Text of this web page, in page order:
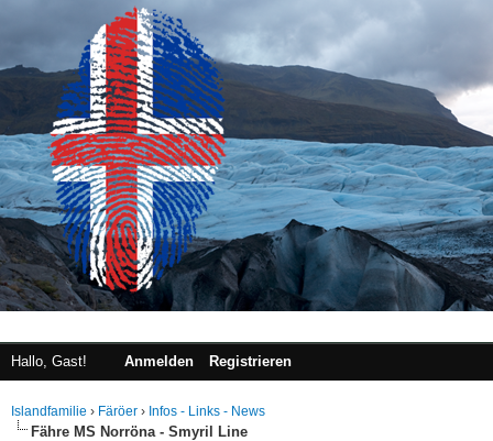
Hallo, Gast! Anmelden Registrieren
Islandfamilie › Färöer › Infos - Links - News
Fähre MS Norröna - Smyril Line